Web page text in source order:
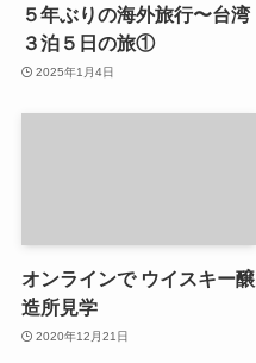
５年ぶりの海外旅行〜台湾
３泊５日の旅①
2025年1月4日
オンラインで ウイスキー醸
造所見学
2020年12月21日